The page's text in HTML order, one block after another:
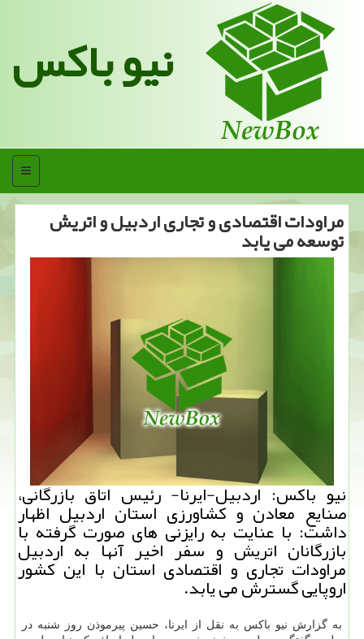
نیو باکس
منو
مراودات اقتصادی و تجاری اردبیل و اتریش
توسعه می یابد
نیو باكس: اردبیل-ایرنا- رئیس اتاق بازرگانی،
صنایع معادن و كشاورزی استان اردبیل اظهار
داشت: با عنایت به رایزنی های صورت گرفته با
بازرگانان اتریش و سفر اخیر آنها به اردبیل
مراودات تجاری و اقتصادی استان با این كشور
اروپایی گسترش می یابد.
به گزارش نیو باكس به نقل از ایرنا، حسین پیرموذن روز شنبه در